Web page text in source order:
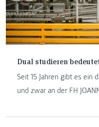
Dual studieren
Seit 15 Jahren gibt es ein
und zwar an der FH